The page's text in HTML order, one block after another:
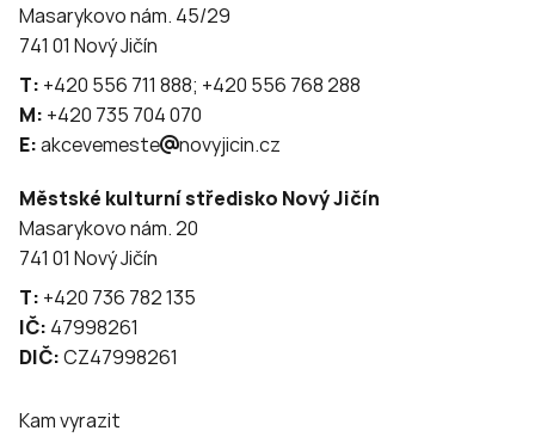
Masarykovo nám. 45/29
741 01 Nový Jičín
T: +420 556 711 888; +420 556 768 288
M: +420 735 704 070
E:akcevemeste novyjicin.cz
Městské kulturní středisko Nový Jičín
Masarykovo nám. 20
741 01 Nový Jičín
T: +420 736 782 135
IČ: 47998261
DIČ:CZ47998261
Kam vyrazit